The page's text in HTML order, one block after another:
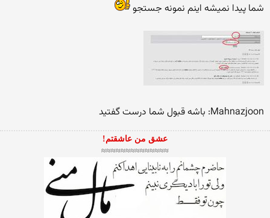
شما پیدا نمیشه اینم نمونه جستجو
Mahnazjoon: باشه قبول شما درست گفتید
عشق من عاشقتم!
≈≈≈≈≈≈≈≈≈≈≈≈≈≈